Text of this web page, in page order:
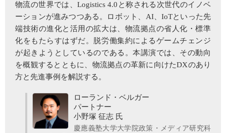
物流の世界では、Logistics 4.0と称される次世代のイノベ
ーションが進みつつある。ロボット、AI、IoTといった先
端技術の進化と活用の拡大は、物流拠点の省人化・標準
化をもたらすはずだ。脱労働集約によるゲームチェンジ
が起きようとしているのである。本講演では、その動向
を概観するとともに、物流拠点の革新に向けたDXのあり
方と先進事例を解説する。
ローランド・ベルガー
パートナー
小野塚 征志 氏
慶應義塾大学大学院政策・メディア研究科